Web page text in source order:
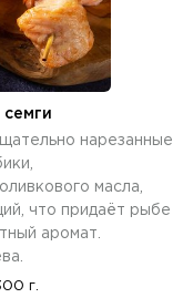
нарезанные
масла,
что придаёт рыбе
аромат.
г.